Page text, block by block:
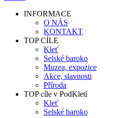
INFORMACE
O NÁS
KONTAKT
TOP CÍLE
Kleť
Selské baroko
Muzea, expozice
Akce, slavnosti
Příroda
TOP cíle v PodKletí
Kleť
Selské baroko